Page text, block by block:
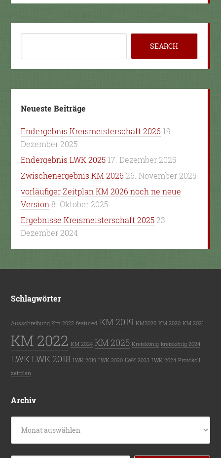
Neueste Beiträge
Endergebnis Kreismeisterschaft 2026 19.
Dezember 2025
Endergebnis LWK 2025 17. Dezember 2025
Zwischenergebnis KM 2026 26. November 2025
vorläufiger Zeitplan KM 2026 noch ne neue
Version 8. Oktober 2025
Ergebnisse Kreismeisterschaft 2025 23.
Dezember 2024
Schlagwörter
Ausschreibung Km 2022 featured KM 2019 KM2020 KM 2020 KM 2021
KM 2022 KM 2024 KM 2025 Kreiskönig kreiskönig 2024
LWKLWK 2018 LWK 2019 LWK 2020 LWK 2023 LWK 2024 Protokoll
zeitplan
Archiv